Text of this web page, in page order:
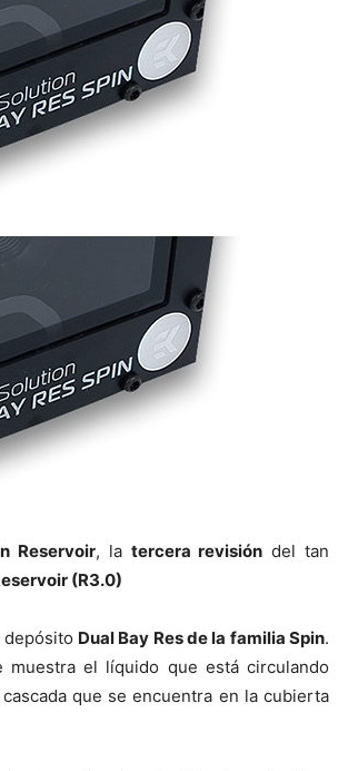
Reservoir, la tercera revisión del tan
(R3.0)
depósito Dual Bay Res de la familia Spin.
el líquido que está circulando
que se encuentra en la cubierta